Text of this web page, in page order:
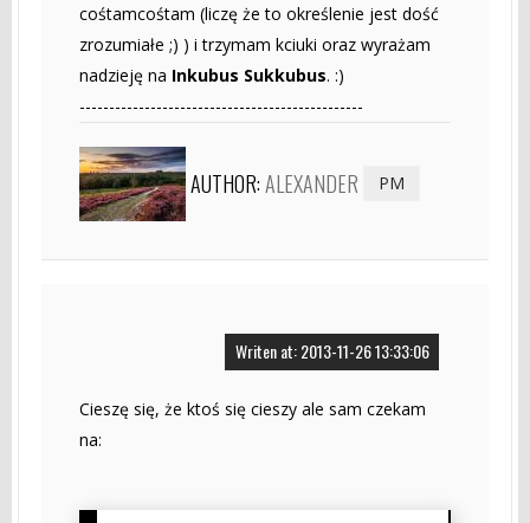
cośtamcośtam (liczę że to określenie jest dość
zrozumiałe ;) ) i trzymam kciuki oraz wyrażam
nadzieję na Inkubus Sukkubus. :)
------------------------------------------------
AUTHOR:ALEXANDER PM
Writen at: 2013-11-26 13:33:06
Cieszę się, że ktoś się cieszy ale sam czekam
na: